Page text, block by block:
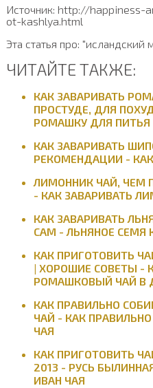
Источник: http://happiness-
ot-kashlya.html
Эта статья про: "исландский
ЧИТАЙТЕ ТАКЖЕ:
КАК ЗАВАРИВАТЬ
ПРОСТУДЕ, ДЛЯ
РОМАШКУ ДЛЯ ПИТЬЯ
КАК ЗАВАРИВАТЬ
РЕКОМЕНДАЦИИ -
ЛИМОННИК ЧАЙ, ЧЕМ
- КАК ЗАВАРИВАТЬ
КАК ЗАВАРИВАТЬ
САМ - ЛЬНЯНОЕ СЕМЯ
КАК ПРИГОТОВИТЬ
| ХОРОШИЕ СОВЕТЫ -
РОМАШКОВЫЙ ЧАЙ В
КАК ПРАВИЛЬНО
ЧАЙ - КАК
ЧАЯ
КАК ПРИГОТОВИТЬ
2013 - РУСЬ
ИВАН ЧАЯ